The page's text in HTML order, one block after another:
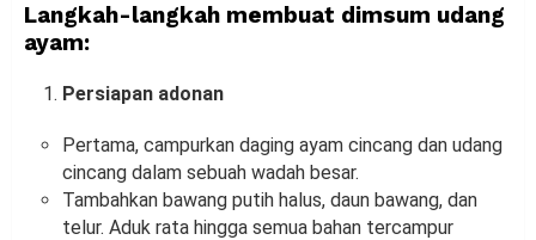
Langkah-langkah membuat dimsum udang
ayam:
Persiapan adonan
Pertama, campurkan daging ayam cincang dan udang
cincang dalam sebuah wadah besar.
Tambahkan bawang putih halus, daun bawang, dan
telur. Aduk rata hingga semua bahan tercampur